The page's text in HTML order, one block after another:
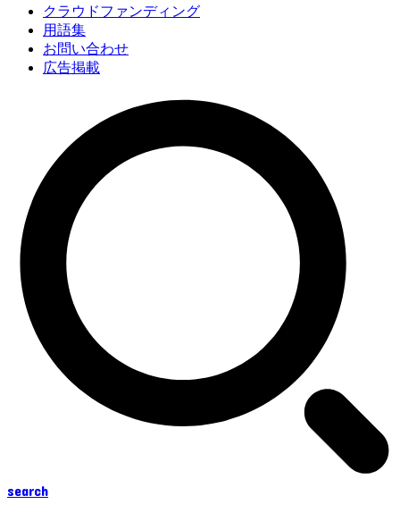
クラウドファンディング
用語集
お問い合わせ
広告掲載
search